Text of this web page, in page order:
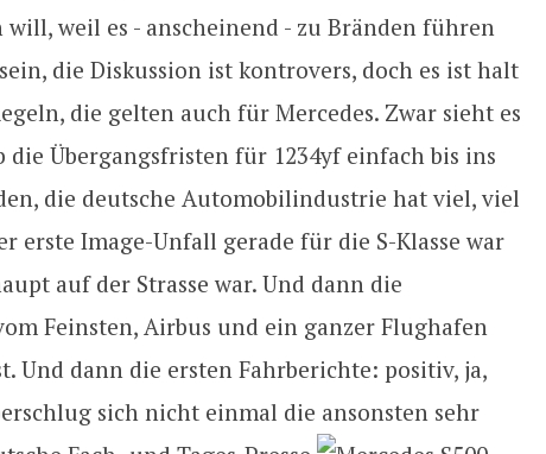
weil es - anscheinend - zu Bränden führen
die Diskussion ist kontrovers, doch es ist halt
die gelten auch für Mercedes. Zwar sieht es
die Übergangsfristen für 1234yf einfach bis ins
die deutsche Automobilindustrie hat viel, viel
erste Image-Unfall gerade für die S-Klasse war
auf der Strasse war. Und dann die
Feinsten, Airbus und ein ganzer Flughafen
Und dann die ersten Fahrberichte: positiv, ja,
sich nicht einmal die ansonsten sehr